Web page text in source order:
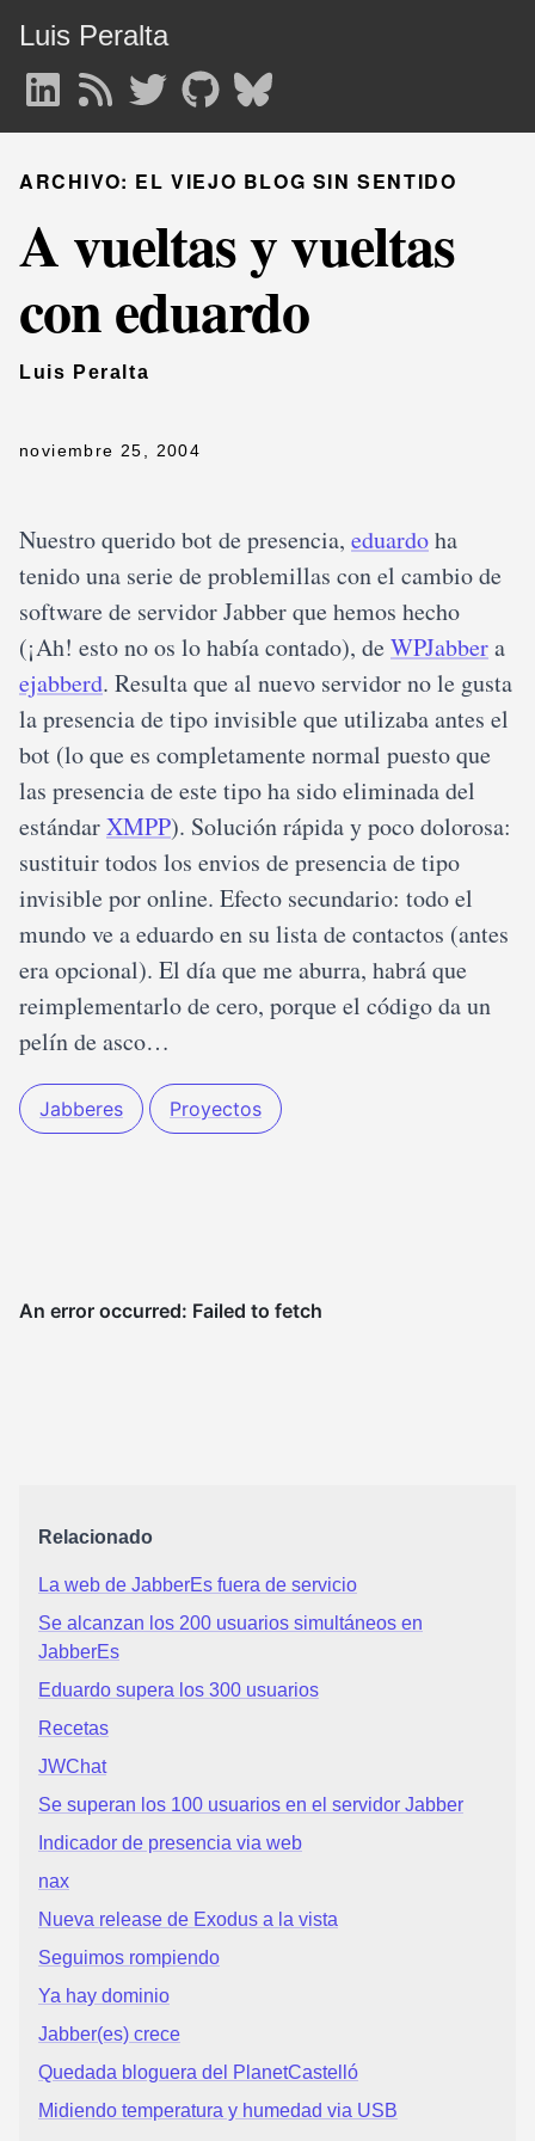
Luis Peralta
ARCHIVO: EL VIEJO BLOG SIN SENTIDO
A vueltas y vueltas
con eduardo
Luis Peralta
noviembre 25, 2004
Nuestro querido bot de presencia, eduardoha
tenido una serie de problemillas con el cambio de
software de servidor Jabber que hemos hecho
(¡Ah! esto no os lo había contado), deWPJabbera
ejabberd. Resulta que al nuevo servidor no le gusta
la presencia de tipo invisible que utilizaba antes el
bot (lo que es completamente normal puesto que
las presencia de este tipo ha sido eliminada del
estándarXMPP). Solución rápida y poco dolorosa:
sustituir todos los envios de presencia de tipo
invisible por online. Efecto secundario: todo el
mundo ve a eduardo en su lista de contactos (antes
era opcional). El día que me aburra, habrá que
reimplementarlo de cero, porque el código da un
pelín de asco…
Jabberes Proyectos
Relacionado
La web de JabberEs fuera de servicio
Se alcanzan los 200 usuarios simultáneos en
JabberEs
Eduardo supera los 300 usuarios
Recetas
JWChat
Se superan los 100 usuarios en el servidor Jabber
Indicador de presencia via web
nax
Nueva release de Exodus a la vista
Seguimos rompiendo
Ya hay dominio
Jabber(es) crece
Quedada bloguera del PlanetCastelló
Midiendo temperatura y humedad via USB